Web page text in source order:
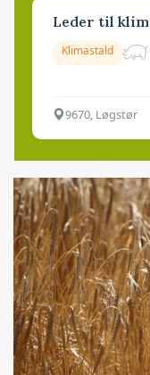
Leder til
Klimastald
9670, Løgstør